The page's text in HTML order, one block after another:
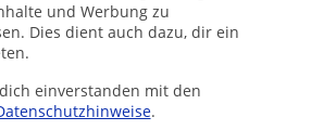
und Werbung zu
Dies dient auch dazu, dir ein
einverstanden mit den
.
Englisch, Universität Englisch
Englisch-Tutorin für
Lernende. Ich spreche